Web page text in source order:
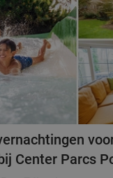
Center Parcs